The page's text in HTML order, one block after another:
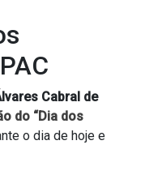
Cabral de
do “Dia dos
o dia de hoje e